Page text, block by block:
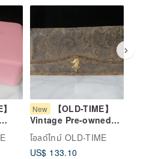
New
【OLD-TIME】
Vintage Pre-owned
Daks Leather Wallet
#2
โอลด์ไทม์ OLD-TIME
US$ 133.10